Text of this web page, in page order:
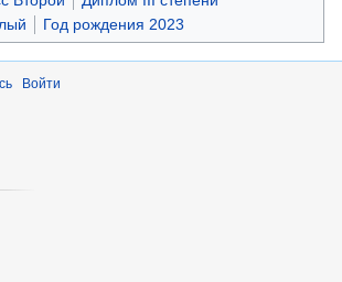
Год рождения 2023
Войти